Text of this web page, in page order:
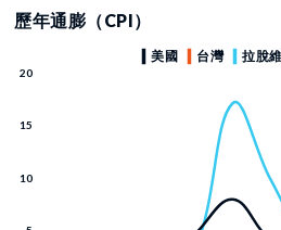
歷年通膨（CPI）